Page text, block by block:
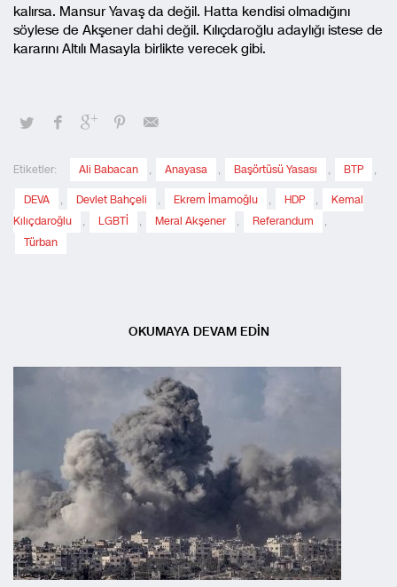
kalırsa. Mansur Yavaş da değil. Hatta kendisi olmadığını
söylese de Akşener dahi değil. Kılıçdaroğlu adaylığı istese de
kararını Altılı Masayla birlikte verecek gibi.
Etiketler: Ali Babacan , Anayasa , Başörtüsü Yasası , BTP ,
DEVA , Devlet Bahçeli , Ekrem İmamoğlu , HDP ,
Kemal
Kılıçdaroğlu
, LGBTİ , Meral Akşener , Referandum
,
Türban
OKUMAYA DEVAM EDİN